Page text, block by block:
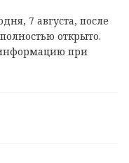
7 августа, после
открыто.
информацию при